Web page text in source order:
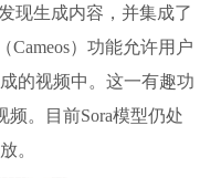
现生成内容，并集成了
Cameos）功能允许用户
的视频中。这一有趣功
频。目前Sora模型仍处
。